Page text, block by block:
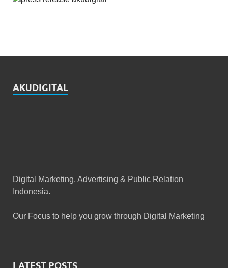
AKUDIGITAL
Digital Marketing, Advertising & Public Relation
Indonesia.
Our Focus to help you grow through Digital Marketing
LATEST POSTS